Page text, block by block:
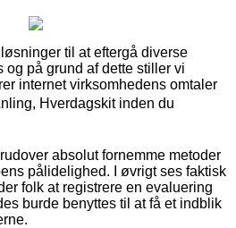
til at eftergå diverse
og på grund af dette stiller vi
internet virksomhedens omtaler
Hverdagskit inden du
absolut fornemme metoder
pålidelighed. I øvrigt ses faktisk
folk at registrere en evaluering
burde benyttes til at få et indblik